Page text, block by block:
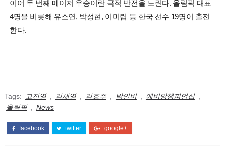
이어 두 번째 메이저 우승이란 극적 반전을 노린다. 올림픽 대표
4명을 비롯해 유소연, 박성현, 이미림 등 한국 선수 19명이 출전
한다.
Tags: 고진영 김세영 김효주 박인비 에비앙챔피언십
올림픽
News
facebook twitter google+